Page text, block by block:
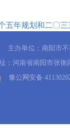
五年规划和二〇
主办单位：南阳市
：河南省南阳市张衡
豫公网安备